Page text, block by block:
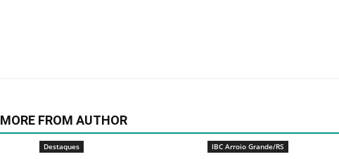
MORE FROM AUTHOR
Destaques IBC Arroio Grande/RS